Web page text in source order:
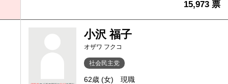
15,973 票
小沢 福子
オザワ フクコ
社会民主党
62歳 (女) 現職